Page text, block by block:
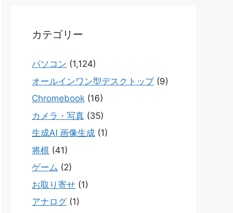
カテゴリー
パソコン (1,124)
オールインワン型デスクトップ(9)
Chromebook (16)
カメラ・写真 (35)
生成AI 画像生成 (1)
将棋 (41)
ゲーム (2)
お取り寄せ (1)
アナログ(1)